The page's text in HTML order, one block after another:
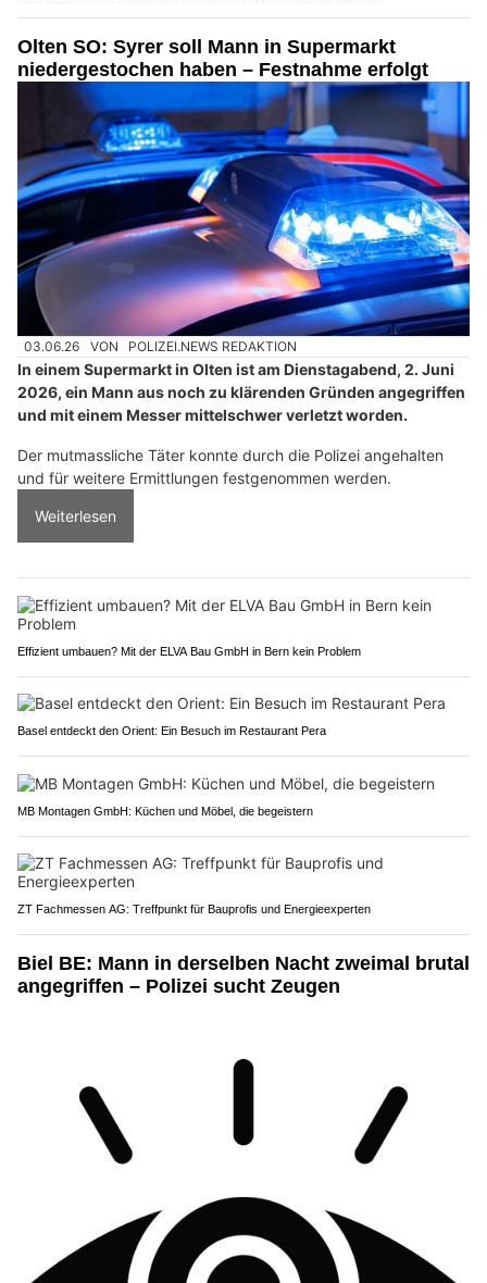
Olten SO: Syrer soll Mann in Supermarkt
niedergestochen haben – Festnahme erfolgt
03.06.26 VON POLIZEI.NEWS REDAKTION
In einem Supermarkt in Olten ist am Dienstagabend, 2. Juni
2026, ein Mann aus noch zu klärenden Gründen angegriffen
und mit einem Messer mittelschwer verletzt worden.
Der mutmassliche Täter konnte durch die Polizei angehalten
und für weitere Ermittlungen festgenommen werden.
Weiterlesen
Effizient umbauen? Mit der ELVA Bau GmbH in Bern kein Problem
Basel entdeckt den Orient: Ein Besuch im Restaurant Pera
MB Montagen GmbH: Küchen und Möbel, die begeistern
ZT Fachmessen AG: Treffpunkt für Bauprofis und Energieexperten
Biel BE: Mann in derselben Nacht zweimal brutal
angegriffen – Polizei sucht Zeugen